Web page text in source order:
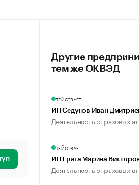
Другие
тем же ОКВЭД
ДЕЙСТВУЕТ
ИП Седунов Иван
Деятельность страховых
ДЕЙСТВУЕТ
ИП Грига Марина
Деятельность страховых